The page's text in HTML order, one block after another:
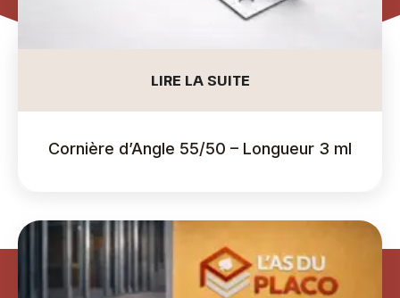
LIRE LA SUITE
Cornière d’Angle 55/50 – Longueur 3 ml